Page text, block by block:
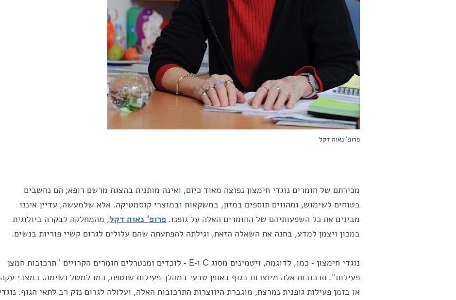
פרופ' נאוה דקל
מכירתם של חומרים נוגדי חימצון נפוצה מאוד כיום, ואינה מותנית בהצגת מרשם רופא; הם נחשבים
בטוחים לשימוש, ומהווים תוספים במזון, במשקאות ובמוצרי קוסמטיקה. אלא שלמעשה, עדיין איננו
מבינים את כל השפעותיהם של החומרים האלה על גופנו. פרופ' נאוה דקל, מהמחלקה לבקרה ביולוגית
במכון ויצמן למדע, בחנה את השאלה הזאת, וגילתה להפתעתה שהם עלולים לגרום קשיי פוריות בנשים.
נוגדי חימצון - כמו, לדוגמה, ויטמינים מסוג C ו-E - לוכדים ומנטרלים חומרים הקרויים "תרכובות חמצן
פעילות". תרכובות אלה מיוצרות בגוף באופן טבעי במהלך פעילות שוטפת, כמו למשל נשימה. במצבי
או בזמן פעילות גופנית נמרצת, מוגברת היווצרות התרכובות האלה, ועלולה לגרום נזק רב לתאי הגוף.